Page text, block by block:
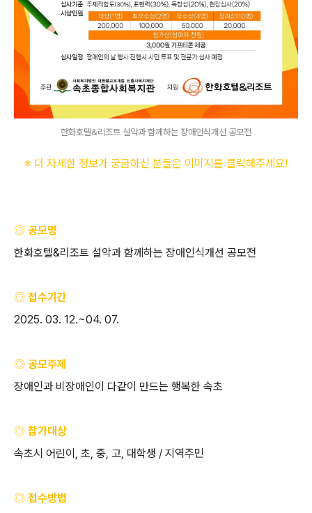
한화호텔&리조트 설악과 함께하는 장애인식개선 공모전
※ 더 자세한 정보가 궁금하신 분들은 이미지를 클릭해주세요!
◎ 공모명
한화호텔&리조트 설악과 함께하는 장애인식개선 공모전
◎ 접수기간
2025. 03. 12.~04. 07.
◎ 공모주제
장애인과 비장애인이 다같이 만드는 행복한 속초
◎ 참가대상
속초시 어린이 , 초, 중, 고, 대학생 / 지역주민
◎ 접수방법